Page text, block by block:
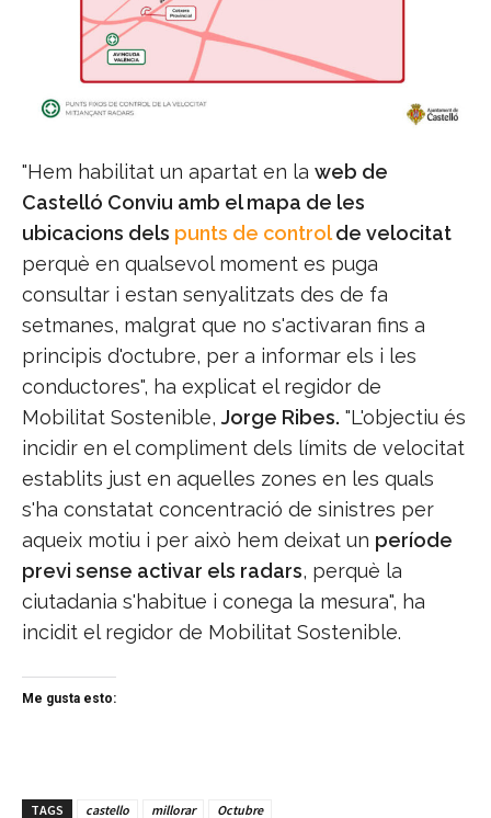
"Hem habilitat un apartat en la web de
Castelló Conviu amb el mapa de les
ubicacions dels punts de controlde velocitat
perquè en qualsevol moment es puga
consultar i estan senyalitzats des de fa
setmanes, malgrat que no s'activaran fins a
principis d'octubre, per a informar els i les
conductores", ha explicat el regidor de
Mobilitat Sostenible, Jorge Ribes. "L'objectiu és
incidir en el compliment dels límits de velocitat
establits just en aquelles zones en les quals
s'ha constatat concentració de sinistres per
aqueix motiu i per això hem deixat un període
previ sense activar els radars, perquè la
ciutadania s'habitue i conega la mesura", ha
incidit el regidor de Mobilitat Sostenible.
Me gusta esto:
TAGS castello millorar Octubre